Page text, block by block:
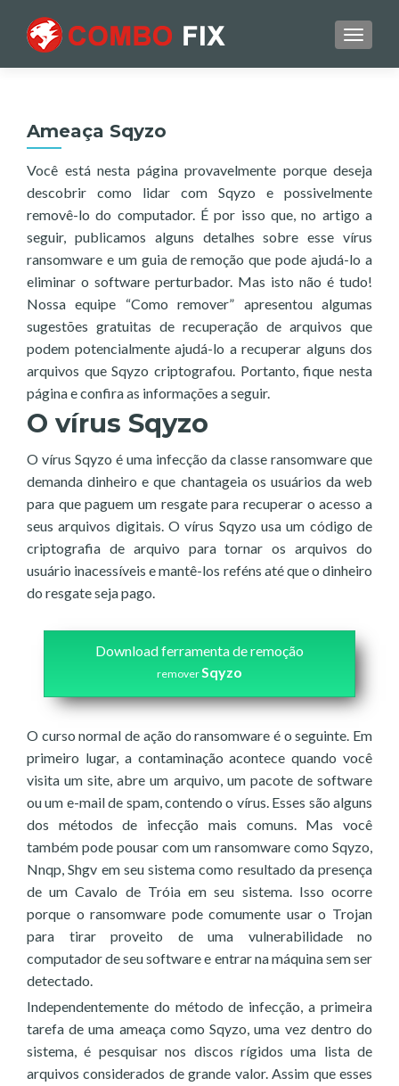
Ameaça Sqyzo
Você está nesta página provavelmente porque deseja
descobrir como lidar com Sqyzo e possivelmente
removê-lo do computador. É por isso que, no artigo a
seguir, publicamos alguns detalhes sobre esse vírus
ransomware e um guia de remoção que pode ajudá-lo a
eliminar o software perturbador. Mas isto não é tudo!
Nossa equipe “Como remover” apresentou algumas
sugestões gratuitas de recuperação de arquivos que
podem potencialmente ajudá-lo a recuperar alguns dos
arquivos que Sqyzo criptografou. Portanto, fique nesta
página e confira as informações a seguir.
O vírus Sqyzo
O vírus Sqyzo é uma infecção da classe ransomware que
demanda dinheiro e que chantageia os usuários da web
para que paguem um resgate para recuperar o acesso a
seus arquivos digitais. O vírus Sqyzo usa um código de
criptografia de arquivo para tornar os arquivos do
usuário inacessíveis e mantê-los reféns até que o dinheiro
do resgate seja pago.
Download ferramenta de remoção
removerSqyzo
O curso normal de ação do ransomware é o seguinte. Em
primeiro lugar, a contaminação acontece quando você
visita um site, abre um arquivo, um pacote de software
ou um e-mail de spam, contendo o vírus. Esses são alguns
dos métodos de infecção mais comuns. Mas você
também pode pousar com um ransomware como Sqyzo,
Nnqp, Shgv em seu sistema como resultado da presença
de um Cavalo de Tróia em seu sistema. Isso ocorre
porque o ransomware pode comumente usar o Trojan
para tirar proveito de uma vulnerabilidade no
computador de seu software e entrar na máquina sem ser
detectado.
Independentemente do método de infecção, a primeira
tarefa de uma ameaça como Sqyzo, uma vez dentro do
sistema, é pesquisar nos discos rígidos uma lista de
arquivos considerados de grande valor. Assim que esses